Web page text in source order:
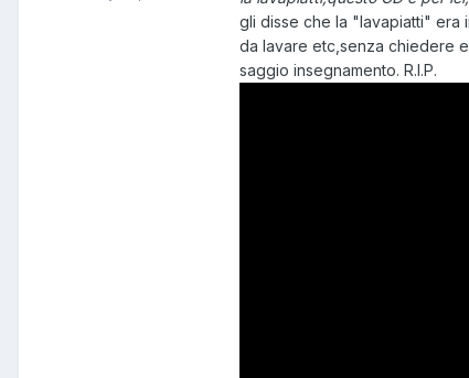
gli disse che la "lavapiatti" era
da lavare etc,senza chiedere
saggio insegnamento. R.I.P.